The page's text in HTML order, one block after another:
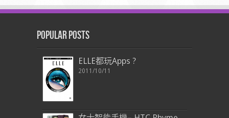
Popular Posts
ELLE都玩Apps ?
2011/10/11